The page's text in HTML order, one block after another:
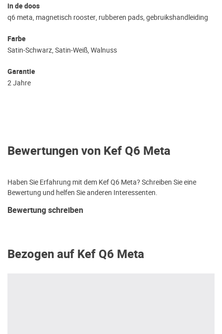
in de doos
q6 meta, magnetisch rooster, rubberen pads, gebruikshandleiding
Farbe
Satin-Schwarz, Satin-Weiß, Walnuss
Garantie
2 Jahre
Bewertungen von Kef Q6 Meta
Haben Sie Erfahrung mit dem Kef Q6 Meta? Schreiben Sie eine
Bewertung und helfen Sie anderen Interessenten.
Bewertung schreiben
Bezogen auf Kef Q6 Meta